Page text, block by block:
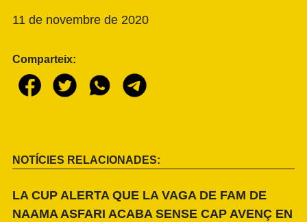
11 de novembre de 2020
Comparteix:
NOTÍCIES RELACIONADES:
LA CUP ALERTA QUE LA VAGA DE FAM DE
NAAMA ASFARI ACABA SENSE CAP AVENÇ EN